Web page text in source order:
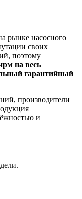
рынке насосного
своих
поэтому
на весь
гарантийный
производители
и